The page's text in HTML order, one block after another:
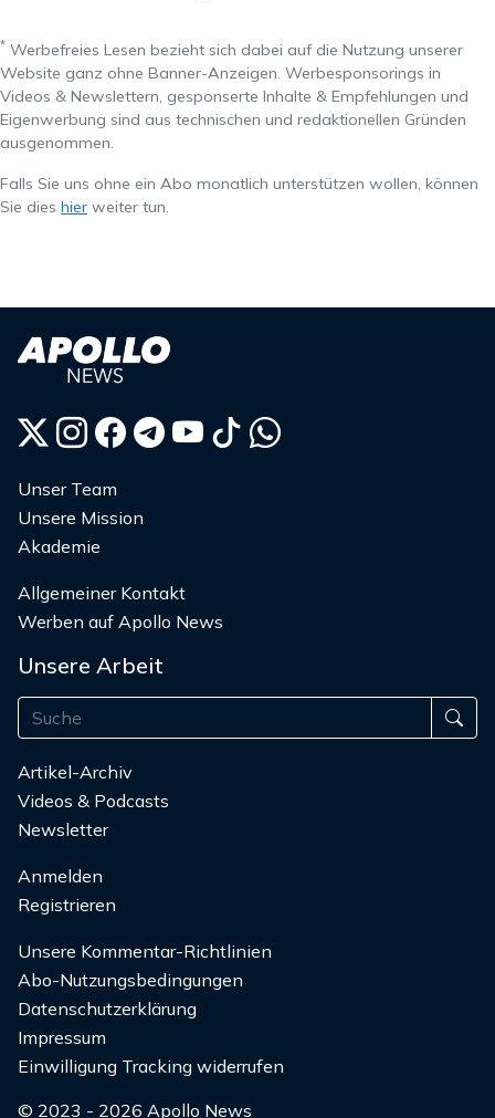
* Werbefreies Lesen bezieht sich dabei auf die Nutzung unserer
Website ganz ohne Banner-Anzeigen. Werbesponsorings in
Videos & Newslettern, gesponserte Inhalte & Empfehlungen und
Eigenwerbung sind aus technischen und redaktionellen Gründen
ausgenommen.
Falls Sie uns ohne ein Abo monatlich unterstützen wollen, können
Sie dies hier weiter tun.
Unser Team
Unsere Mission
Akademie
Allgemeiner Kontakt
Werben auf Apollo News
Unsere Arbeit
Artikel-Archiv
Videos & Podcasts
Newsletter
Anmelden
Registrieren
Unsere Kommentar-Richtlinien
Abo-Nutzungsbedingungen
Datenschutzerklärung
Impressum
Einwilligung Tracking widerrufen
© 2023 - 2026 Apollo News